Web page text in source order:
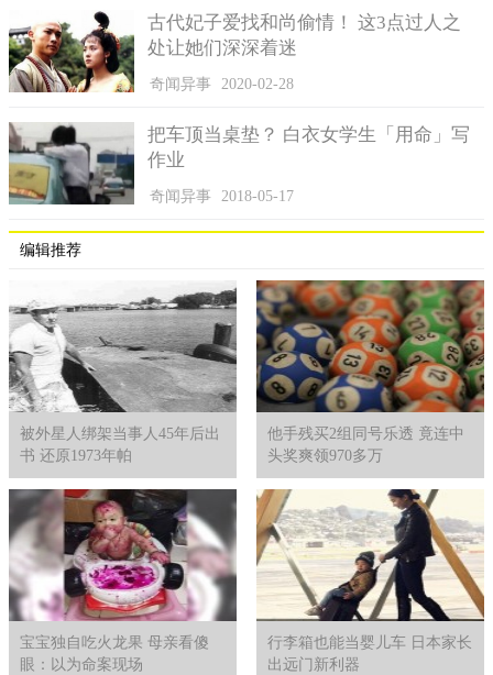
古代妃子爱找和尚偷情！ 这3点过人之
处让她们深深着迷
奇闻异事 2020-02-28
把车顶当桌垫？ 白衣女学生「用命」写
作业
奇闻异事 2018-05-17
编辑推荐
被外星人绑架当事人45年后出
书 还原1973年帕
他手残买2组同号乐透 竟连中
头奖爽领970多万
宝宝独自吃火龙果 母亲看傻
眼：以为命案现场
行李箱也能当婴儿车 日本家长
出远门新利器